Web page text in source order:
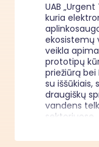
UAB
kuria
ekosistemų
veikla
prototipų
priežiūrą bei
su iššūkiais,
draugiškų
vandens
ir aplinkai
sistemų,